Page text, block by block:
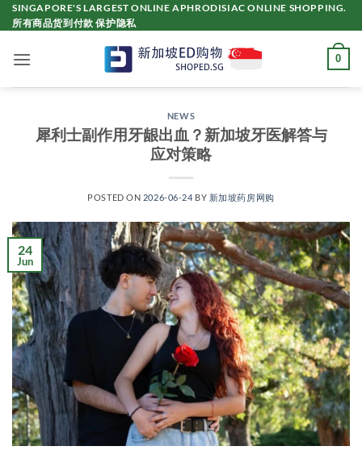
Skip
to
SINGAPORE'S LARGEST ONLINE APHRODISIAC ONLINE SHOPPING.
所有商品货到付款 保护隐私
0
NEWS
犀利士副作用牙龈出血？新加坡牙医解答与
应对策略
POSTED ON 2026-06-24 BY 新加坡药房网购
24
Jun